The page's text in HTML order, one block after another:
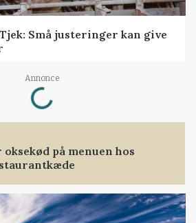
Små justeringer kan give
Annonce
Loading...
på menuen hos